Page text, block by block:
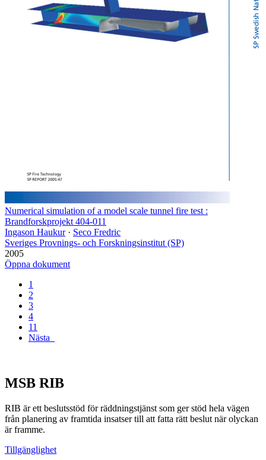
Numerical simulation of a model scale tunnel fire test :
Brandforskprojekt 404-011
Ingason Haukur · Seco Fredric
Sveriges Provnings- och Forskningsinstitut (SP)
2005
Öppna dokument
1
2
3
4
11
Nästa
MSB RIB
RIB är ett beslutsstöd för räddningstjänst som ger stöd hela vägen
från planering av framtida insatser till att fatta rätt beslut när olyckan
är framme.
Tillgänglighet